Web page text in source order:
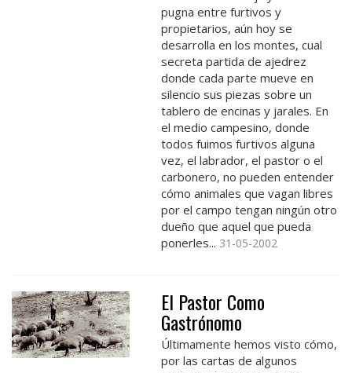
pugna entre furtivos y
propietarios, aún hoy se
desarrolla en los montes, cual
secreta partida de ajedrez
donde cada parte mueve en
silencio sus piezas sobre un
tablero de encinas y jarales. En
el medio campesino, donde
todos fuimos furtivos alguna
vez, el labrador, el pastor o el
carbonero, no pueden entender
cómo animales que vagan libres
por el campo tengan ningún otro
dueño que aquel que pueda
ponerles... 31-05-2002
El Pastor Como
Gastrónomo
Últimamente hemos visto cómo,
por las cartas de algunos